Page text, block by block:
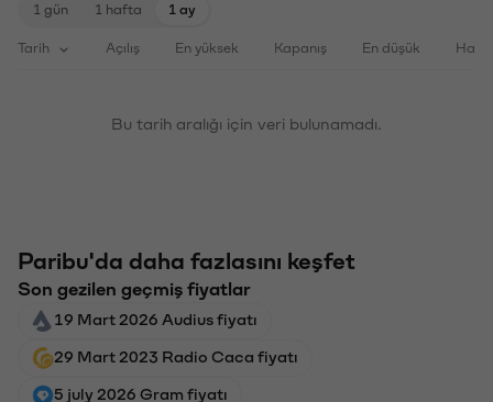
1 gün 1 hafta 1 ay
Tarih Açılış En yüksek Kapanış En düşük
Bu tarih aralığı için veri bulunamadı.
Paribu'da daha fazlasını keşfet
Son gezilen geçmiş fiyatlar
19 Mart 2026 Audius fiyatı
29 Mart 2023 Radio Caca fiyatı
5 july 2026 Gram fiyatı